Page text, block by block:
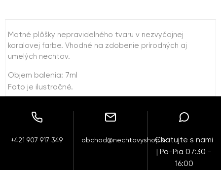
Matné plôšky nepravidelného tvaru v nezvyčajnej
koralovej farbe. Vhodné na zdobenie prírodných aj
umelých nechtov.
Objem balenia: 7ml
Foto je ilustračné.
+421 907 917 349 obchod@nechtovyshop.skChatujte s nami
| Po-Pia 07:30 -
16:00